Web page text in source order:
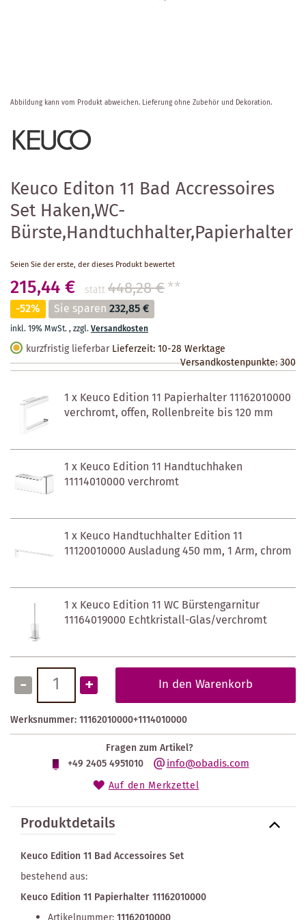
Keuco Editon 11 Bad Accressoires
Set Haken,WC-
Bürste,Handtuchhalter,Papierhalter
Seien Sie der erste, der dieses Produkt bewertet
215,44 € statt448,28 €**
-52% Sie sparen 232,85 €
inkl. 19% MwSt.,zzgl.Versandkosten
kurzfristig lieferbar Lieferzeit: 10-28 Werktage
Versandkostenpunkte:300
1 x Keuco Edition 11 Papierhalter 11162010000
verchromt, offen, Rollenbreite bis 120 mm
1 x Keuco Edition 11 Handtuchhaken
11114010000 verchromt
1 x Keuco Handtuchhalter Edition 11
11120010000 Ausladung 450 mm, 1 Arm, chrom
1 x Keuco Edition 11 WC Bürstengarnitur
11164019000 Echtkristall-Glas/verchromt
- + In den Warenkorb
Werksnummer:11162010000+1114010000
Fragen zum Artikel?
+49 2405 4951010
info@obadis.com
Auf den Merkzettel
Zum
Anfang
Bildergalerie
springen
Abbildung kann vom Produkt abweichen. Lieferung ohne Zubehör und Dekoration.
Produktdetails
Keuco Edition 11 Bad Accessoires Set
bestehend aus:
Keuco Edition 11 Papierhalter 11162010000